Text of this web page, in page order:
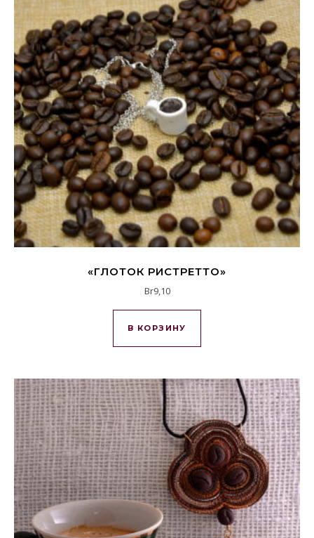
«ГЛОТОК РИСТРЕТТО»
Br9,10
В КОРЗИНУ